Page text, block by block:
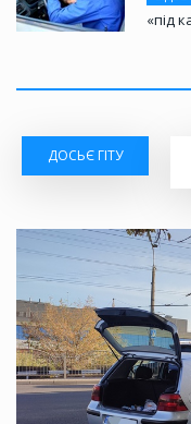
«під
ДОСЬЄ ГІТУ